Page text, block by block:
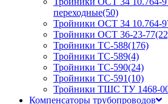
переходные(50)
Тройники ОСТ 34 10.764-
Тройники ОСТ 36-23-77
Тройники ТС-588(176)
Тройники ТС-589(4)
Тройники ТС-590(24)
Тройники ТС-591(10)
Тройники ТШС ТУ 1468-
Компенсаторы трубопроводов